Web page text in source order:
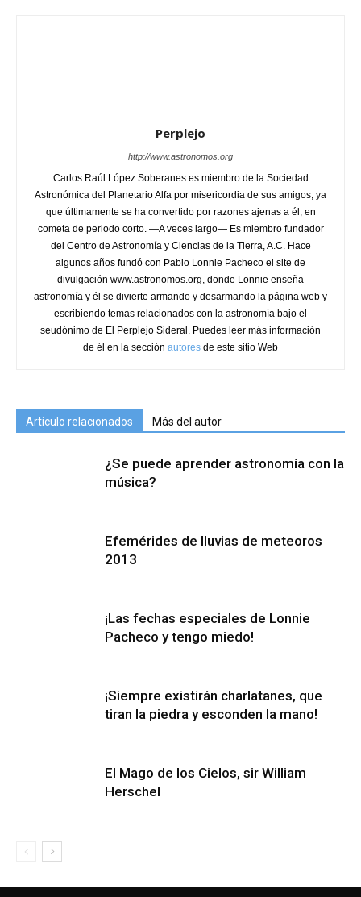
Perplejo
http://www.astronomos.org
Carlos Raúl López Soberanes es miembro de la Sociedad
Astronómica del Planetario Alfa por misericordia de sus amigos, ya
que últimamente se ha convertido por razones ajenas a él, en
cometa de periodo corto. —A veces largo— Es miembro fundador
del Centro de Astronomía y Ciencias de la Tierra, A.C. Hace
algunos años fundó con Pablo Lonnie Pacheco el site de
divulgación www.astronomos.org, donde Lonnie enseña
astronomía y él se divierte armando y desarmando la página web y
escribiendo temas relacionados con la astronomía bajo el
seudónimo de El Perplejo Sideral. Puedes leer más información
de él en la sección autores de este sitio Web
Artículo relacionados Más del autor
¿Se puede aprender astronomía con la
música?
Efemérides de lluvias de meteoros
2013
¡Las fechas especiales de Lonnie
Pacheco y tengo miedo!
¡Siempre existirán charlatanes, que
tiran la piedra y esconden la mano!
El Mago de los Cielos, sir William
Herschel